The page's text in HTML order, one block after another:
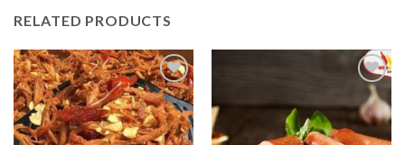
RELATED PRODUCTS
Add to
wishlist
Add to
wishlist